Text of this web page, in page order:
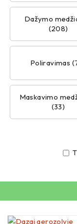
Dažymo
(208)
Poliravimas
Maskavimo
(33)